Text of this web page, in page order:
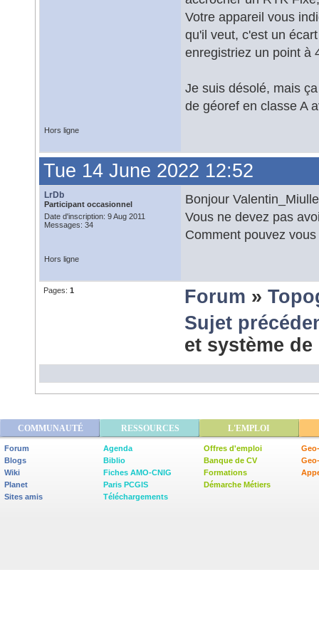
Votre appareil vous
qu'il veut, c'est un
enregistriez un point à
Je suis désolé, mais
de géoref en classe A
Hors ligne
Tue 14 June 2022 12:52
LrDb
Participant occasionnel
Date d'inscription: 9 Aug 2011
Messages: 34
Bonjour
Vous ne devez pas
Comment pouvez
Hors ligne
Pages: 1 Forum »
Sujet
et système
COMMUNAUTÉ RESSOURCES L'EMPLOI
Forum
Blogs
Wiki
Planet
Sites amis
Agenda
Biblio
Fiches AMO-CNIG
Paris PCGIS
Téléchargements
Offres d'emploi
Banque de CV
Formations
Démarche Métiers